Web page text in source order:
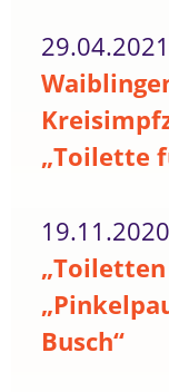
29.04.2021
„Toilette
19.11.2020
Busch“